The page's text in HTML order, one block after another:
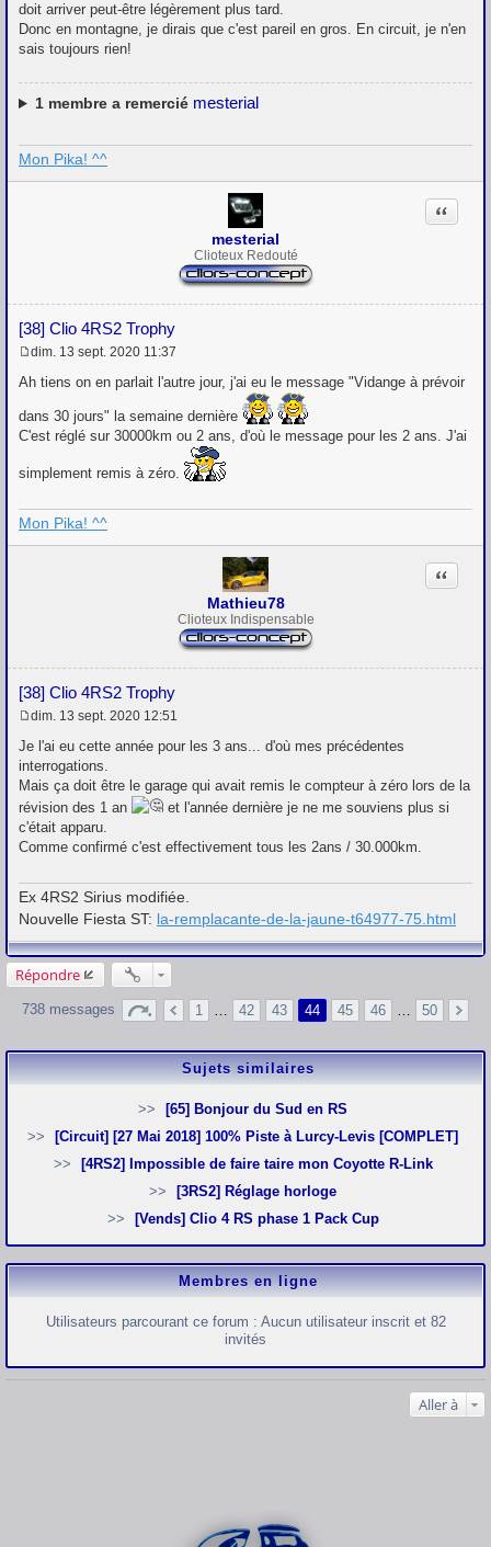
doit arriver peut-être légèrement plus tard.
Donc en montagne, je dirais que c'est pareil en gros. En circuit, je n'en
sais toujours rien!
1membre a remercié mesterial
Mon Pika! ^^
mesterial
Clioteux Redouté
[38] Clio 4RS2 Trophy
Citation
e
s
a
g
dim. 13 sept. 2020 11:37
Ah tiens on en parlait l'autre jour, j'ai eu le message "Vidange à prévoir
dans 30 jours" la semaine dernière
C'est réglé sur 30000km ou 2 ans, d'où le message pour les 2 ans. J'ai
simplement remis à zéro.
Mon Pika! ^^
Mathieu78
Clioteux Indispensable
[38] Clio 4RS2 Trophy
Citation
e
s
s
a
g
e
dim. 13 sept. 2020 12:51
Je l'ai eu cette année pour les 3 ans... d'où mes précédentes
interrogations.
Mais ça doit être le garage qui avait remis le compteur à zéro lors de la
révision des 1 an
et l'année dernière je ne me souviens plus si
c'était apparu.
Comme confirmé c'est effectivement tous les 2ans / 30.000km.
Ex 4RS2 Sirius modifiée.
Nouvelle Fiesta ST: la-remplacante-de-la-jaune-t64977-75.html
Répondre
738 messages 1 … 42 43 44 45 46 … 50
Sujets similaires
[65] Bonjour du Sud en RS
[Circuit] [27 Mai 2018] 100% Piste à Lurcy-Levis [COMPLET]
[4RS2] Impossible de faire taire mon Coyotte R-Link
[3RS2] Réglage horloge
[Vends] Clio 4 RS phase 1 Pack Cup
Membres en ligne
Utilisateurs parcourant ce forum : Aucun utilisateur inscrit et 82
invités
Aller à